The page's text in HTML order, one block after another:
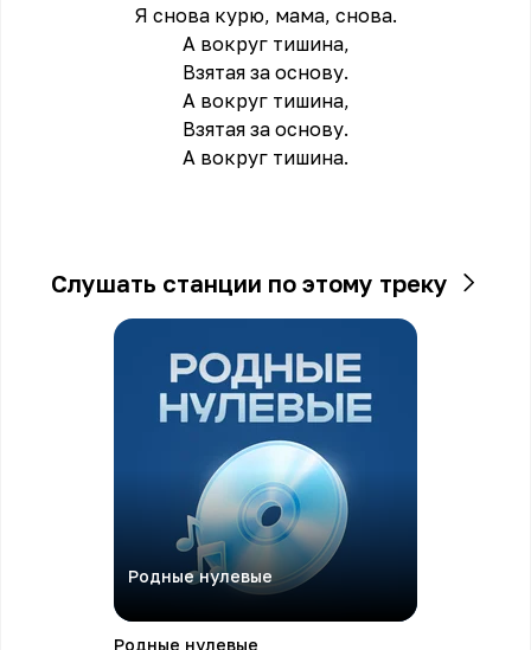
Я снова курю, мама, снова.
А вокруг тишина,
Взятая за основу.
А вокруг тишина,
Взятая за основу.
А вокруг тишина.
Слушать станции по этому треку
Родные нулевые
Родные нулевые